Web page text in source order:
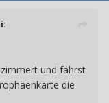
:
und fährst
die